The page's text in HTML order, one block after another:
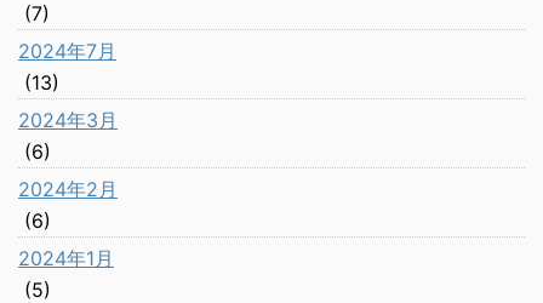
(7)
2024年7月
(13)
2024年3月
(6)
2024年2月
(6)
2024年1月
(5)